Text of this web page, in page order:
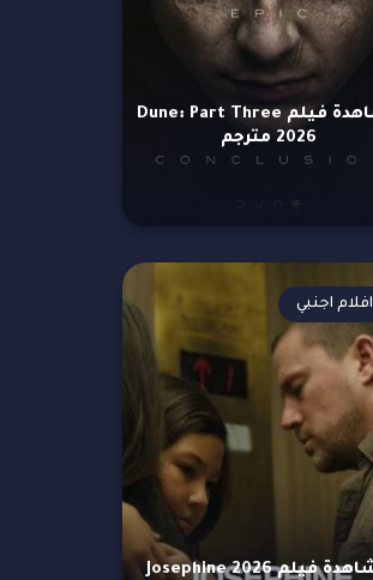
مشاهدة فيلم Dune: Part Three
2026 مترجم
مشاهدة فيلم Josephine 2026
افلام اجنبي